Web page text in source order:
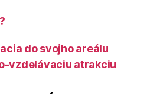
do svojho areálu
vzdelávaciu atrakciu